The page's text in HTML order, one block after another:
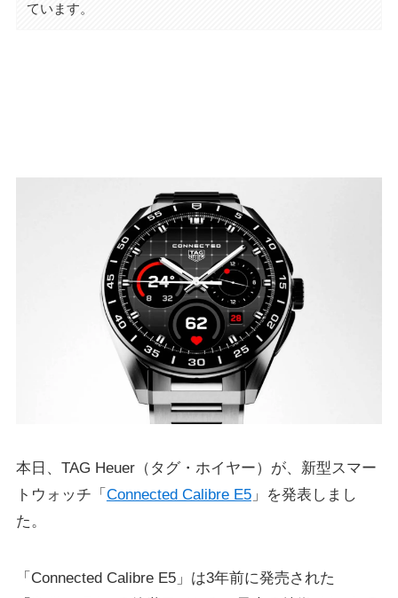
ています。
本日、TAG Heuer（タグ・ホイヤー）が、新型スマー
トウォッチ「 Connected Calibre E5」を発表しまし
た。
「Connected Calibre E5」は3年前に発売された